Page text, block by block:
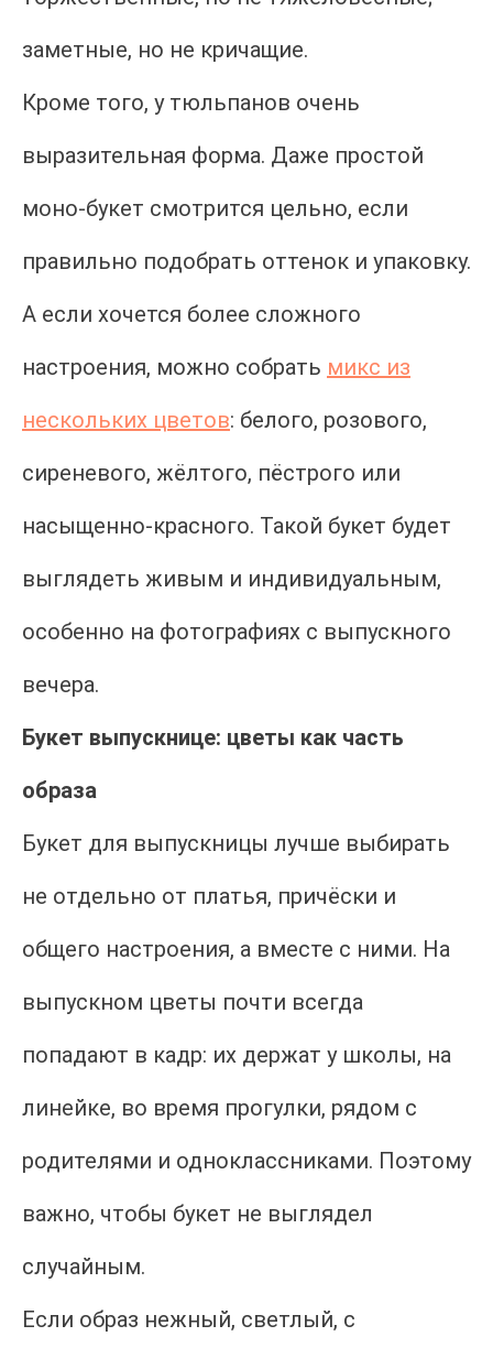
заметные, но не кричащие.
Кроме того, у тюльпанов очень
выразительная форма. Даже простой
моно-букет смотрится цельно, если
правильно подобрать оттенок и упаковку.
А если хочется более сложного
настроения, можно собрать микс из
нескольких цветов: белого, розового,
сиреневого, жёлтого, пёстрого или
насыщенно-красного. Такой букет будет
выглядеть живым и индивидуальным,
особенно на фотографиях с выпускного
вечера.
Букет выпускнице: цветы как часть
образа
Букет для выпускницы лучше выбирать
не отдельно от платья, причёски и
общего настроения, а вместе с ними. На
выпускном цветы почти всегда
попадают в кадр: их держат у школы, на
линейке, во время прогулки, рядом с
родителями и одноклассниками. Поэтому
важно, чтобы букет не выглядел
случайным.
Если образ нежный, светлый, с